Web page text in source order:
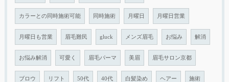
カラーとの同時施術可能 同時施術 月曜日 月曜日営業
月曜日も営業 眉毛難民 gluck メンズ眉毛 お悩み 解消
お悩み解消 可愛く 眉毛パーマ 美眉 眉毛サロン京都
ブロウ リフト 50代 40代 白髪染め ヘアー 施術